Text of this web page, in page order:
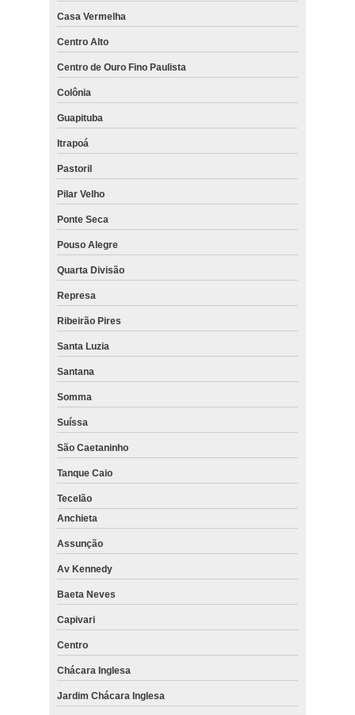
Casa Vermelha
Centro Alto
Centro de Ouro Fino Paulista
Colônia
Guapituba
Itrapoá
Pastoril
Pilar Velho
Ponte Seca
Pouso Alegre
Quarta Divisão
Represa
Ribeirão Pires
Santa Luzia
Santana
Somma
Suíssa
São Caetaninho
Tanque Caio
Tecelão
Anchieta
Assunção
Av Kennedy
Baeta Neves
Capivari
Centro
Chácara Inglesa
Jardim Chácara Inglesa